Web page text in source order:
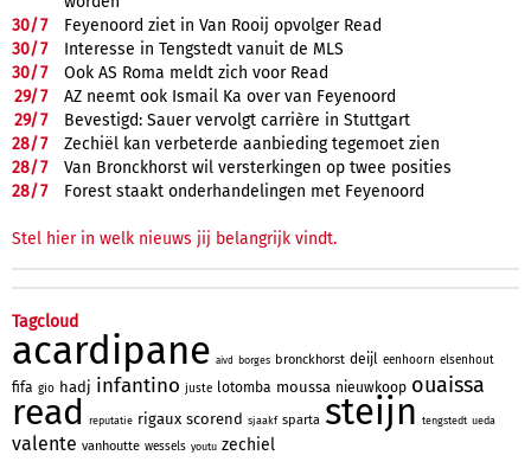
30/7
Feyenoord ziet in Van Rooij opvolger Read
30/7
Interesse in Tengstedt vanuit de MLS
30/7
Ook AS Roma meldt zich voor Read
29/7
AZ neemt ook Ismail Ka over van Feyenoord
29/7
Bevestigd: Sauer vervolgt carrière in Stuttgart
28/7
Zechiël kan verbeterde aanbieding tegemoet zien
28/7
Van Bronckhorst wil versterkingen op twee posities
28/7 Forest staakt onderhandelingen met Feyenoord
Stel hier in welk nieuws jij belangrijk vindt.
Tagcloud
acardipane aivd borges bronckhorst deijl eenhoorn elsenhout
fifa gio hadj infantino juste lotomba moussa nieuwkoop ouaissa
read reputatie rigaux scorend sjaakf sparta steijn tengstedt ueda
valente vanhoutte wessels youtu zechiel